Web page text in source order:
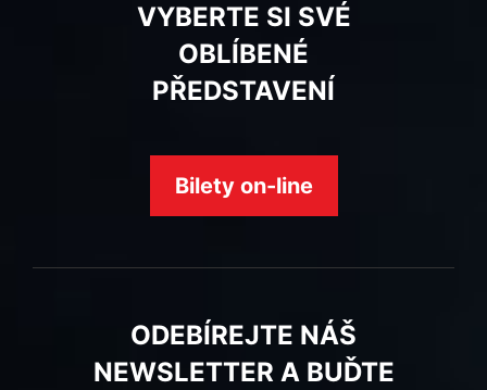
VYBERTE SI SVÉ
OBLÍBENÉ
PŘEDSTAVENÍ
Bilety on-line
ODEBÍREJTE NÁŠ
NEWSLETTER A BUĎTE